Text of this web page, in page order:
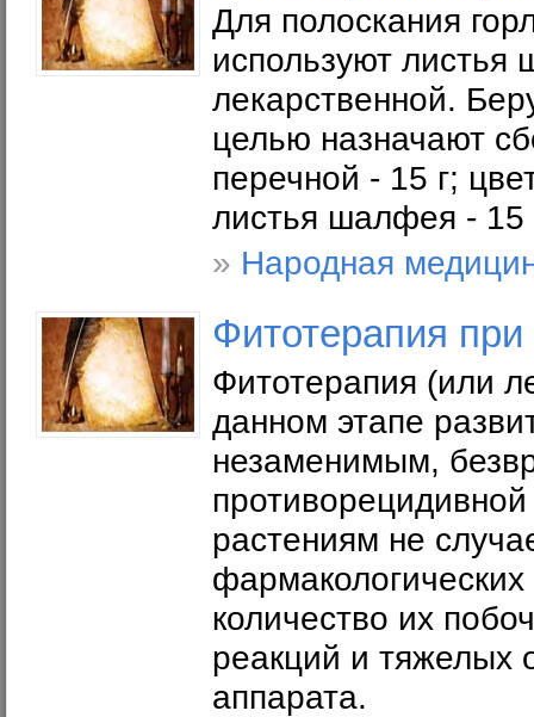
Для полоскания
используют
лекарственной.
целью назначают
перечной - 15 г;
листья шалфея - 15
» Народная
Фитотерапия
Фитотерапия (или
данном этапе
незаменимым,
растениям не
количество их
реакций и тяжелых
аппарата.